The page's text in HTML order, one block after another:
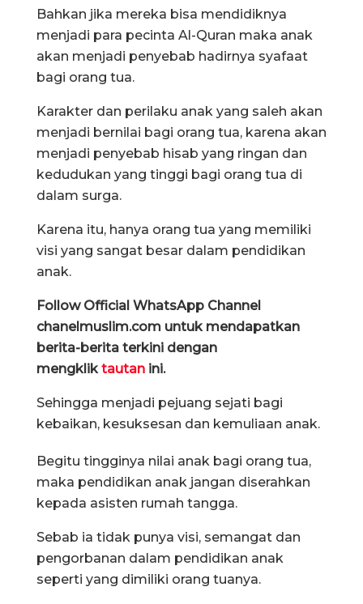
Bahkan jika mereka bisa mendidiknya
menjadi para pecinta Al-Quran maka anak
akan menjadi penyebab hadirnya syafaat
bagi orang tua.
Karakter dan perilaku anak yang saleh akan
menjadi bernilai bagi orang tua, karena akan
menjadi penyebab hisab yang ringan dan
kedudukan yang tinggi bagi orang tua di
dalam surga.
Karena itu, hanya orang tua yang memiliki
visi yang sangat besar dalam pendidikan
anak.
Follow Official WhatsApp Channel
chanelmuslim.com untuk mendapatkan
berita-berita terkini dengan
mengklik tautan ini.
Sehingga menjadi pejuang sejati bagi
kebaikan, kesuksesan dan kemuliaan anak.
Begitu tingginya nilai anak bagi orang tua,
maka pendidikan anak jangan diserahkan
kepada asisten rumah tangga.
Sebab ia tidak punya visi, semangat dan
pengorbanan dalam pendidikan anak
seperti yang dimiliki orang tuanya.